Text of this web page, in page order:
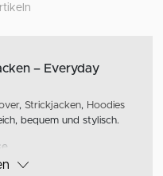
– Everyday
, Strickjacken, Hoodies
bequem und stylisch.
Tag. Kombiniere sie